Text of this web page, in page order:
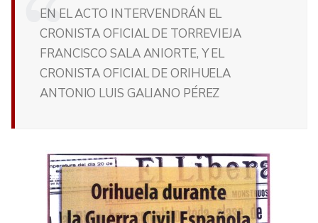
EN EL ACTO INTERVENDRÁN EL
CRONISTA OFICIAL DE TORREVIEJA
FRANCISCO SALA ANIORTE, Y EL
CRONISTA OFICIAL DE ORIHUELA
ANTONIO LUIS GALIANO PÉREZ